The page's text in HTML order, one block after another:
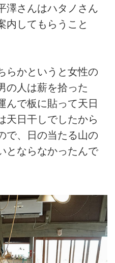
澤さんはハタノさん
内してもらうこと
らかというと女性の
の人は薪を拾った
んで板に貼って天日
天日干しでしたから
で、日の当たる山の
とならなかったんで